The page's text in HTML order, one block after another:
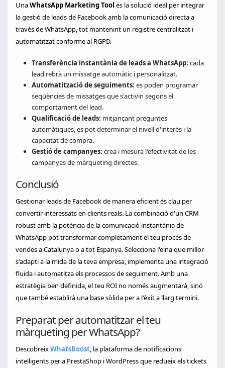
UnaWhatsApp Marketing Tool és la solució ideal per integrar
la gestió de leads de Facebook amb la comunicació directa a
través de WhatsApp, tot mantenint un registre centralitzat i
automatitzat conforme al RGPD.
Transferència instantània de leads a WhatsApp: cada
lead rebrà un missatge automàtic i personalitzat.
Automatització de seguiments: es poden programar
seqüències de missatges que s'activin segons el
comportament del lead.
Qualificació de leads: mitjançant preguntes
automàtiques, es pot determinar el nivell d'interès i la
capacitat de compra.
Gestió de campanyes: crea i mesura l'efectivitat de les
campanyes de màrqueting directes.
Conclusió
Gestionar leads de Facebook de manera eficient és clau per
convertir interessats en clients reals. La combinació d'un CRM
robust amb la potència de la comunicació instantània de
WhatsApp pot transformar completament el teu procés de
vendes a Catalunya o a tot Espanya. Selecciona l'eina que millor
s'adapti a la mida de la teva empresa, implementa una integració
fluida i automatitza els processos de seguiment. Amb una
estratègia ben definida, el teu ROI no només augmentarà, sinó
que també establirà una base sòlida per a l'èxit a llarg termini.
Preparat per automatitzar el teu
màrqueting per WhatsApp?
DescobreixWhatsBoost, la plataforma de notificacions
intel·ligents per a PrestaShop i WordPress que redueix els tickets